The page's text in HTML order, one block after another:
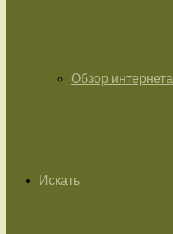
Обзор интернета
Искать